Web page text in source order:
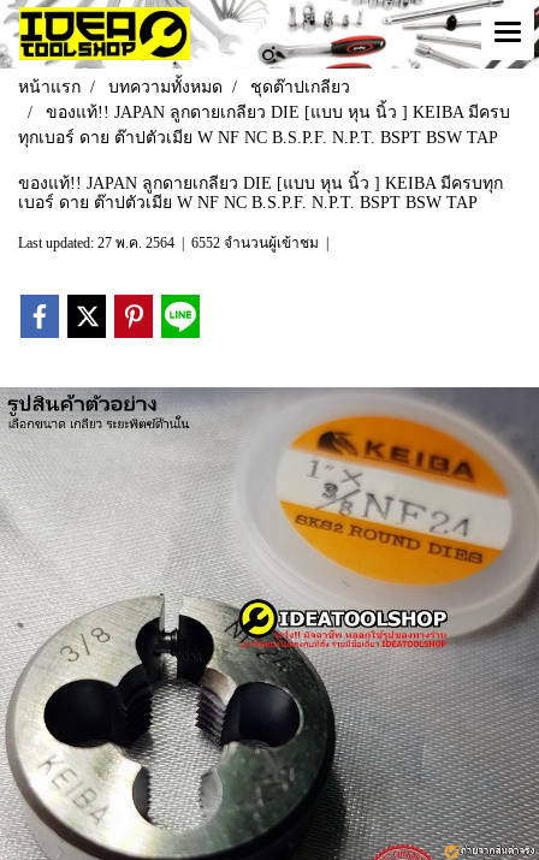
หน้าแรก บทความทั้งหมด
ชุดต๊าปเกลียว
ของแท้!! JAPAN ลูกดายเกลียว DIE [แบบ หุน นิ้ว ] KEIBA มีครบ
ทุกเบอร์ ดาย ต๊าปตัวเมีย W NF NC B.S.P.F. N.P.T. BSPT BSW TAP
ของแท้!! JAPAN ลูกดายเกลียว DIE [แบบ หุน นิ้ว ] KEIBA มีครบทุก
เบอร์ ดาย ต๊าปตัวเมีย W NF NC B.S.P.F. N.P.T. BSPT BSW TAP
Last updated: 27 พ.ค. 2564 6552 จำนวนผู้เข้าชม